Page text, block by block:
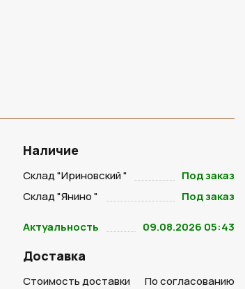
Наличие
Склад "Ириновский "
Под заказ
Склад "Янино "
Под заказ
Актуальность 09.08.2026 05:43
Доставка
Стоимость доставки
По согласованию